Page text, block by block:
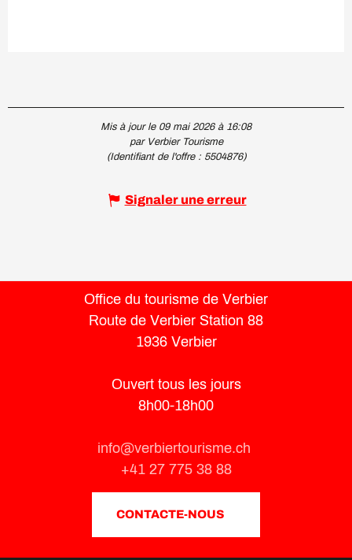
Mis à jour le 09 mai 2026 à 16:08
par Verbier Tourisme
(Identifiant de l'offre : 5504876)
Signaler une erreur
Office du tourisme de Verbier
Route de Verbier Station 88
1936 Verbier
Ouvert tous les jours
8h00-18h00
info@verbiertourisme.ch
+41 27 775 38 88
CONTACTE-NOUS